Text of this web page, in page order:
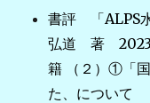
書評 「ALPS
弘道 著 2023
籍 （２）①「
た、について